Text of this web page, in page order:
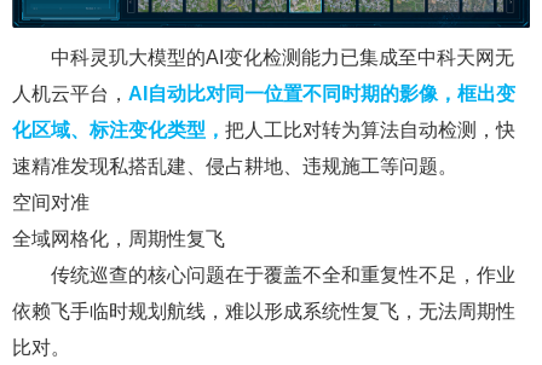
中科灵玑大模型的AI变化检测能力已集成至中科天网无
人机云平台， AI自动比对同一位置不同时期的影像，框出变
化区域、标注变化类型， 把人工比对转为算法自动检测，快
速精准发现私搭乱建、侵占耕地、违规施工等问题。
空间对准
全域网格化，周期性复飞
传统巡查的核心问题在于覆盖不全和重复性不足，作业
依赖飞手临时规划航线，难以形成系统性复飞，无法周期性
比对。